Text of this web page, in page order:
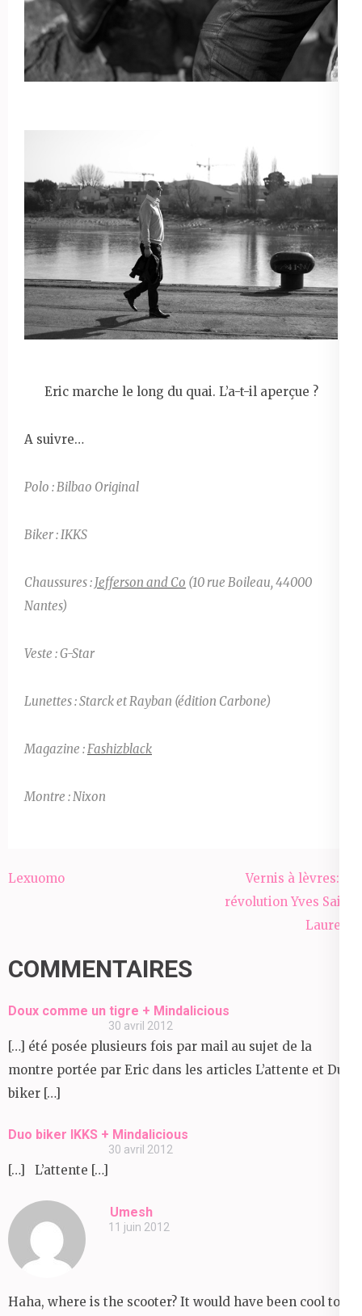
Eric marche le long du quai. L’a-t-il aperçue ?
A suivre…
Polo : Bilbao Original
Biker : IKKS
Chaussures : Jefferson and Co (10 rue Boileau, 44000
Nantes)
Veste : G-Star
Lunettes : Starck et Rayban (édition Carbone)
Magazine : Fashizblack
Montre : Nixon
Navigation
Lexuomo
Vernis à lèvres: la
révolution Yves Saint
Laurent
COMMENTAIRES
Doux comme un tigre + Mindalicious
30 avril 2012
[…] été posée plusieurs fois par mail au sujet de la
montre portée par Eric dans les articles L’attente et Duo
biker […]
Duo biker IKKS + Mindalicious
30 avril 2012
[…] L’attente […]
Umesh
11 juin 2012
Haha, where is the scooter? It would have been cool to